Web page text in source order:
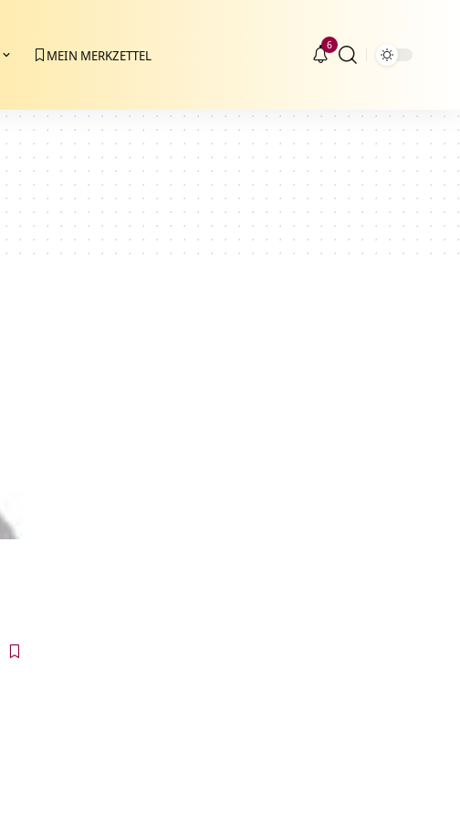
MEIN MERKZETTEL
6